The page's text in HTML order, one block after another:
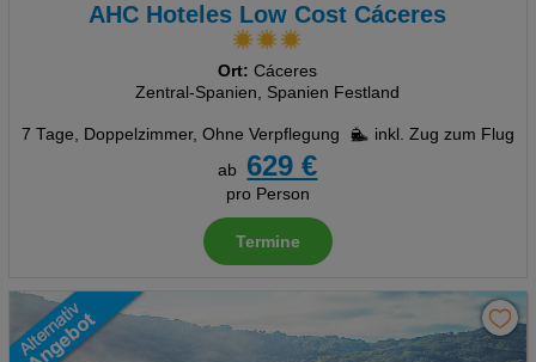
AHC Hoteles Low Cost Cáceres
Ort: Cáceres
Zentral-Spanien, Spanien Festland
7 Tage, Doppelzimmer, Ohne Verpflegung
inkl. Zug zum Flug
ab
629 €
pro Person
Termine